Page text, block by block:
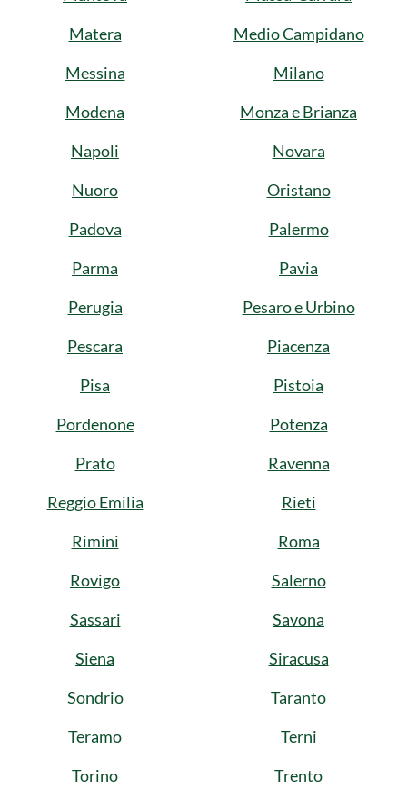
Matera
Medio Campidano
Messina
Milano
Modena
Monza e Brianza
Napoli
Novara
Nuoro
Oristano
Padova
Palermo
Parma
Pavia
Perugia
Pesaro e Urbino
Pescara
Piacenza
Pisa
Pistoia
Pordenone
Potenza
Prato
Ravenna
Reggio Emilia
Rieti
Rimini
Roma
Rovigo
Salerno
Sassari
Savona
Siena
Siracusa
Sondrio
Taranto
Teramo
Terni
Torino
Trento